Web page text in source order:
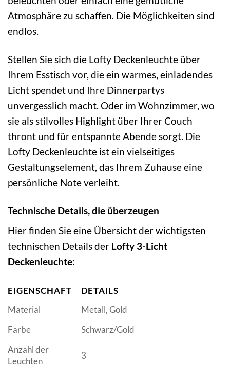
Atmosphäre zu schaffen. Die Möglichkeiten sind
endlos.
Stellen Sie sich die Lofty Deckenleuchte über
Ihrem Esstisch vor, die ein warmes, einladendes
Licht spendet und Ihre Dinnerpartys
unvergesslich macht. Oder im Wohnzimmer, wo
sie als stilvolles Highlight über Ihrer Couch
thront und für entspannte Abende sorgt. Die
Lofty Deckenleuchte ist ein vielseitiges
Gestaltungselement, das Ihrem Zuhause eine
persönliche Note verleiht.
Technische Details, die überzeugen
Hier finden Sie eine Übersicht der wichtigsten
technischen Details der Lofty 3-Licht
Deckenleuchte:
EIGENSCHAFT
DETAILS
Material
Metall, Gold
Farbe
Schwarz/Gold
Anzahl der
Leuchten
3